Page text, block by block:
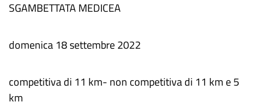
SGAMBETTATA MEDICEA
domenica 18 settembre 2022
competitiva di 11 km- non competitiva di 11 km e 5
km